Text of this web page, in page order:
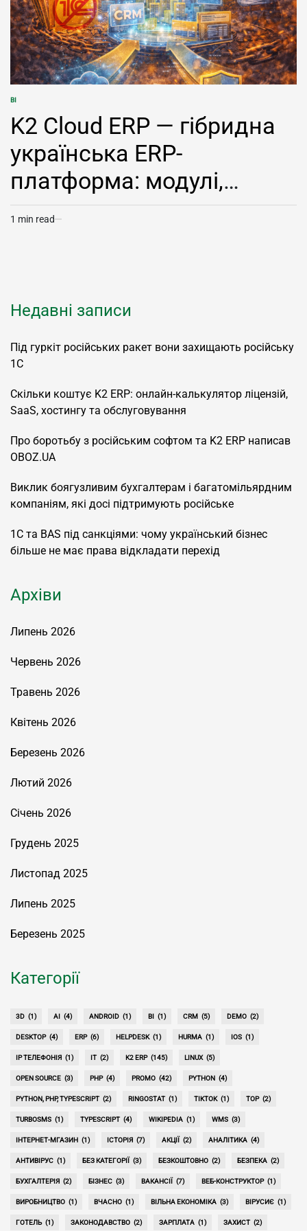
POSTED
BI
K2 Cloud ERP — гібридна
українська ERP-
платформа: модулі,
технології, BI та
Estimated
1 min read
Недавні записи
Під гуркіт російських ракет вони захищають російську
1С
Скільки коштує K2 ERP: онлайн-калькулятор ліцензій,
SaaS, хостингу та обслуговування
Про боротьбу з російським софтом та K2 ERP написав
OBOZ.UA
Виклик боягузливим бухгалтерам і багатомільярдним
компаніям, які досі підтримують російське
1С та BAS під санкціями: чому український бізнес
більше не має права відкладати перехід
Архіви
Липень 2026
Червень 2026
Травень 2026
Квітень 2026
Березень 2026
Лютий 2026
Січень 2026
Грудень 2025
Листопад 2025
Липень 2025
Березень 2025
Категорії
3D (1) AI (4) ANDROID (1) BI (1) CRM (5) DEMO (2)
DESKTOP (4) ERP (6) HELPDESK (1) HURMA (1) IOS (1)
IP ТЕЛЕФОНІЯ (1) IT (2) K2 ERP (145) LINUX (5)
OPEN SOURCE (3) PHP (4) PROMO (42) PYTHON (4)
PYTHON, PHP, TYPESCRIPT (2) RINGOSTAT (1) TIKTOK (1) TOP (2)
TURBOSMS (1) TYPESCRIPT (4) WIKIPEDIA (1) WMS (3)
ІНТЕРНЕТ-МГАЗИН (1) ІСТОРІЯ (7) АКЦІЇ (2) АНАЛІТИКА (4)
АНТИВІРУС (1) БЕЗ КАТЕГОРІЇ (3) БЕЗКОШТОВНО (2) БЕЗПЕКА (2)
БУХГАЛТЕРІЯ (2) БІЗНЕС (3) ВАКАНСІЇ (7) ВЕБ-КОНСТРУКТОР (1)
ВИРОБНИЦТВО (1) ВЧАСНО (1) ВІЛЬНА ЕКОНОМІКА (3) ВІРУСИЄ (1)
ГОТЕЛЬ (1) ЗАКОНОДАВСТВО (2) ЗАРПЛАТА (1) ЗАХИСТ (2)